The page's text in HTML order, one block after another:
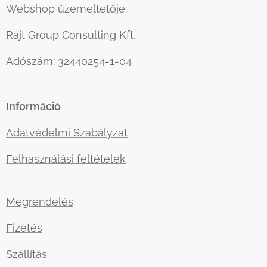
Webshop üzemeltetője:
Rajt Group Consulting Kft.
Adószám: 32440254-1-04
Információ
Adatvédelmi Szabályzat
Felhasználási feltételek
Megrendelés
Fizetés
Szállítás